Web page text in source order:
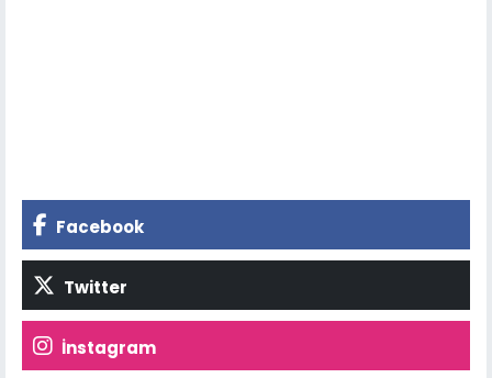
Facebook
Twitter
İnstagram